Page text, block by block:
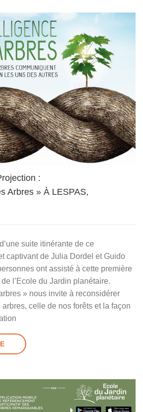
:
Arbres » À LESPAS,
suite itinérante de ce
captivant de Julia Dordel et Guido
ont assisté à cette première
l’Ecole du Jardin planétaire.
» nous invite à reconsidérer
celle de nos forêts et la façon